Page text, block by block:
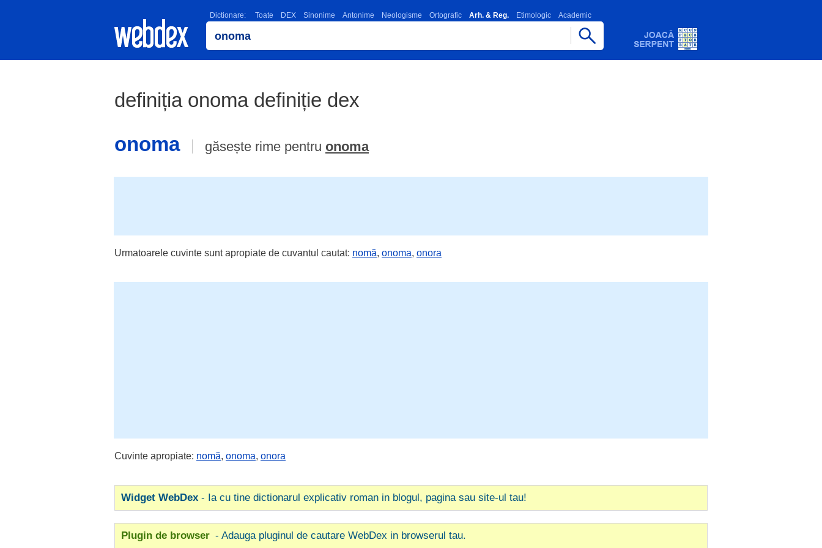
Dictionare: Toate DEX Sinonime Antonime Neologisme Ortografic Arh. & Reg. Etimologic Academic
definiția onoma definiție dex
onoma
găsește rime pentru onoma
Urmatoarele cuvinte sunt apropiate de cuvantul cautat: nomă, onoma, onora
Cuvinte apropiate: nomă, onoma, onora
Widget WebDex - Ia cu tine dictionarul explicativ roman in blogul, pagina sau site-ul tau!
Plugin de browser - Adauga pluginul de cautare WebDex in browserul tau.